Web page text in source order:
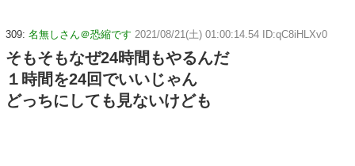
309: 名無しさん＠恐縮です 2021/08/21(土) 01:00:14.54 ID:qC8iHLXv0
そもそもなぜ24時間もやるんだ
１時間を24回でいいじゃん
どっちにしても見ないけども